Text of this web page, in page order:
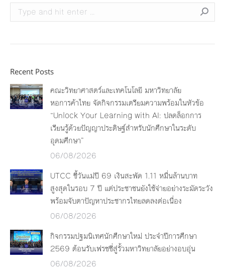
Search:
Recent Posts
คณะวิทยาศาสตร์และเทคโนโลยี มหาวิทยาลัย
หอการค้าไทย จัดกิจกรรมเตรียมความพร้อมในหัวข้อ
“Unlock Your Learning with AI: ปลดล็อกการ
เรียนรู้ด้วยปัญญาประดิษฐ์สำหรับนักศึกษาในระดับ
อุดมศึกษา”
06/08/2026
UTCC ชี้วันแม่ปี 69 เงินสะพัด 1.11 หมื่นล้านบาท
สูงสุดในรอบ 7 ปี แต่ประชาชนยังใช้จ่ายอย่างระมัดระวัง
พร้อมจับตาปัญหาประชากรไทยลดลงต่อเนื่อง
06/08/2026
กิจกรรมปฐมนิเทศนักศึกษาใหม่ ประจำปีการศึกษา
2569 ต้อนรับเฟรชชี่สู่รั้วมหาวิทยาลัยอย่างอบอุ่น
06/08/2026